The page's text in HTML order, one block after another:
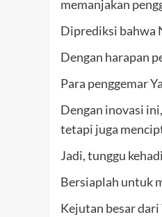
memanjakan
Diprediksi bahwa
Dengan harapan
Para penggemar
Dengan inovasi
tetapi juga
Jadi, tunggu
Bersiaplah untuk
Kejutan besar